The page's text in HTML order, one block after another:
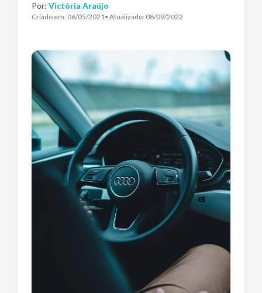
Por: Victória Araújo
Criado em: 06/05/2021• Atualizado: 08/09/2022